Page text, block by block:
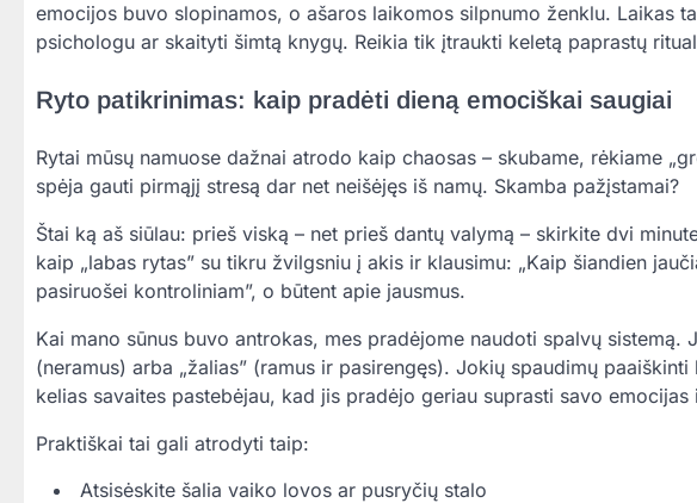
emocijos buvo slopinamos, o ašaros laikomos silpnumo ženklu. Laikas
psichologu ar skaityti šimtą knygų. Reikia tik įtraukti keletą paprastų
Ryto patikrinimas: kaip pradėti dieną emociškai saugiai
Rytai mūsų namuose dažnai atrodo kaip chaosas – skubame, rėkiame
spėja gauti pirmąjį stresą dar net neišėjęs iš namų. Skamba pažįstamai?
Štai ką aš siūlau: prieš viską – net prieš dantų valymą – skirkite dvi
kaip „labas rytas” su tikru žvilgsniu į akis ir klausimu: „Kaip šiandien
pasiruošei kontroliniam”, o būtent apie jausmus.
Kai mano sūnus buvo antrokas, mes pradėjome naudoti spalvų sistemą.
(neramus) arba „žalias” (ramus ir pasirengęs). Jokių spaudimų
kelias savaites pastebėjau, kad jis pradėjo geriau suprasti savo
Praktiškai tai gali atrodyti taip:
Atsisėskite šalia vaiko lovos ar pusryčių stalo